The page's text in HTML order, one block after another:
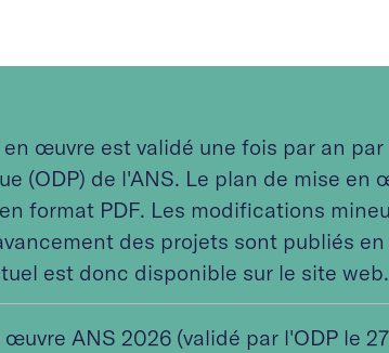
œuvre est validé une fois par an par
(ODP) de l'ANS. Le plan de mise en
format PDF. Les modifications
des projets sont publiés
est donc disponible sur le site web.
ANS 2026 (validé par l'ODP le